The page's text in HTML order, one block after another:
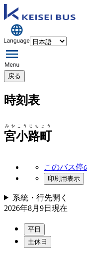
戻る
時刻表
宮小路町
みやこうじちょう
このバス停
印刷用表示
系統・行先開く
2026年8月9日 現在
平日
土休日